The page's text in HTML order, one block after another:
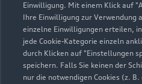
Einwilligung. Mit einem Klick auf
Ihre Einwilligung zur Verwendung
einzelne Einwilligungen erteilen,
jede Cookie-Kategorie einzeln
durch Klicken auf "Einstellungen
speichern. Falls Sie keinen der
nur die notwendigen Cookies (z.
info@autohaus-
Kontaktdaten